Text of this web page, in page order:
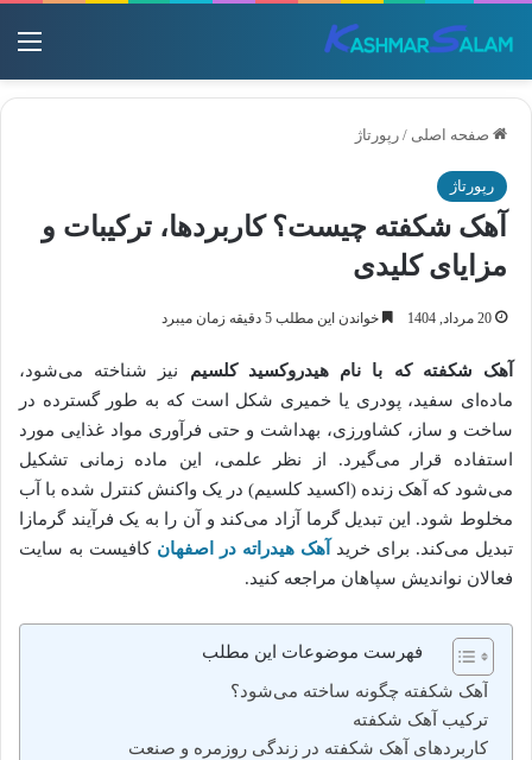
صفحه اصلی / رپورتاژ
رپورتاژ
آهک شکفته چیست؟ کاربردها، ترکیبات و
مزایای کلیدی
20 مرداد, 1404 خواندن این مطلب 5 دقیقه زمان میبرد
آهک شکفته که با نام هیدروکسید کلسیم نیز شناخته می‌شود،
ماده‌ای سفید، پودری یا خمیری شکل است که به طور گسترده در
ساخت و ساز، کشاورزی، بهداشت و حتی فرآوری مواد غذایی مورد
استفاده قرار می‌گیرد. از نظر علمی، این ماده زمانی تشکیل
می‌شود که آهک زنده (اکسید کلسیم) در یک واکنش کنترل شده با آب
مخلوط شود. این تبدیل گرما آزاد می‌کند و آن را به یک فرآیند گرمازا
تبدیل می‌کند. برای خرید
آهک هیدراته در اصفهان کافیست به سایت
فعالان نواندیش سپاهان مراجعه کنید.
فهرست موضوعات این مطلب
آهک شکفته چگونه ساخته می‌شود؟
ترکیب آهک شکفته
کاربردهای آهک شکفته در زندگی روزمره و صنعت